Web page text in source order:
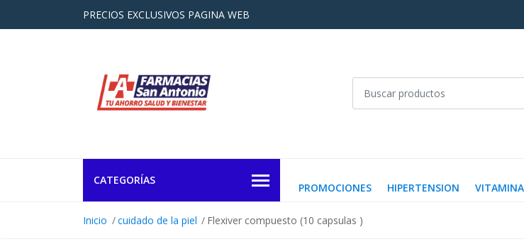
PRECIOS EXCLUSIVOS PAGINA WEB
CATEGORÍAS
PROMOCIONES HIPERTENSION
Inicio cuidado de la piel Flexiver compuesto (10 capsulas )